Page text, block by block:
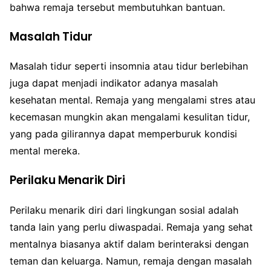
bahwa remaja tersebut membutuhkan bantuan.
Masalah Tidur
Masalah tidur seperti insomnia atau tidur berlebihan
juga dapat menjadi indikator adanya masalah
kesehatan mental. Remaja yang mengalami stres atau
kecemasan mungkin akan mengalami kesulitan tidur,
yang pada gilirannya dapat memperburuk kondisi
mental mereka.
Perilaku Menarik Diri
Perilaku menarik diri dari lingkungan sosial adalah
tanda lain yang perlu diwaspadai. Remaja yang sehat
mentalnya biasanya aktif dalam berinteraksi dengan
teman dan keluarga. Namun, remaja dengan masalah